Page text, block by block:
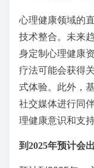
心理健康领域的
技术整合。未来
身定制心理健康
疗法可能会获得
式体验。此外，
社交媒体进行同
理健康意识和支
到2025年预计会